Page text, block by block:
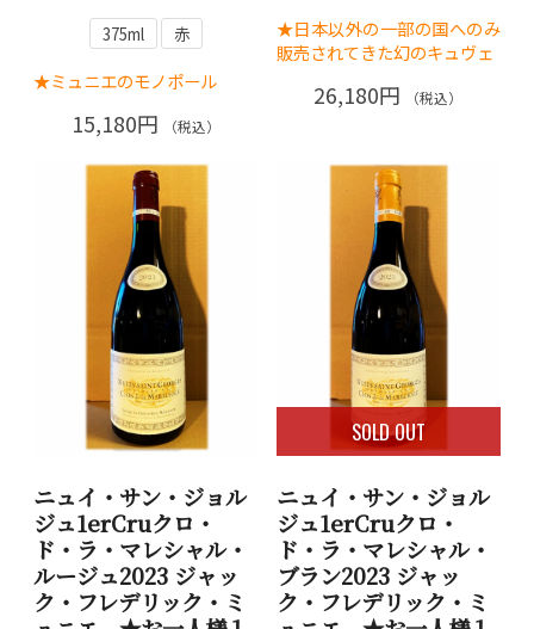
375ml 赤
★ミュニエのモノポール
15,180円 （税込）
★日本以外の一部の国へのみ
販売されてきた幻のキュヴェ
26,180円 （税込）
ニュイ・サン・ジョル
ジュ1erCruクロ・
ド・ラ・マレシャル・
ルージュ2023 ジャッ
ク・フレデリック・ミ
SOLD OUT
ニュイ・サン・ジョル
ジュ1erCruクロ・
ド・ラ・マレシャル・
ブラン2023 ジャッ
ク・フレデリック・ミ